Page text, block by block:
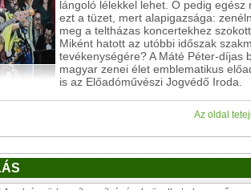
lángoló lélekkel lehet. Ő pedig
ezt a tüzet, mert alapigazsága:
meg a teltházas koncertekhez
Miként hatott az utóbbi időszak
tevékenységére? A Máté Péter-díjas
magyar zenei élet emblematikus
is az Előadóművészi Jogvédő Iroda.
Az oldal